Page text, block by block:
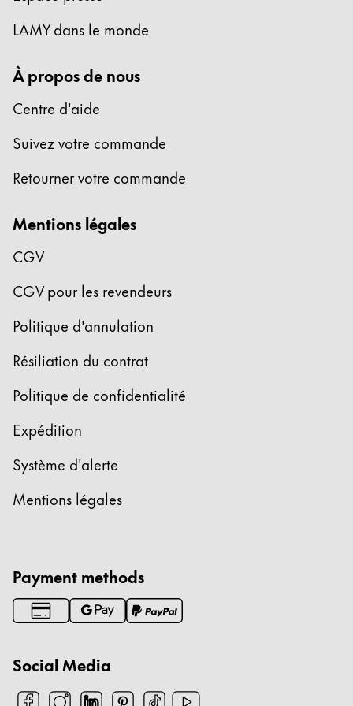
Cette région répertorie les pays et les langues
Amérique du Sud
português
Chile
español
Mexico
Afrique
South Africa
Cette région répertorie les pays et les langues
English
China
한국어
New Zealand
English
Singapore
Taiwan
中文
LAMY dans le monde
À propos de nous
Centre d'aide
Suivez votre commande
Retourner votre commande
Mentions légales
CGV
CGV pour les revendeurs
Politique d'annulation
Résiliation du contrat
Politique de confidentialité
Expédition
Système d'alerte
Mentions légales
Payment methods
Social Media